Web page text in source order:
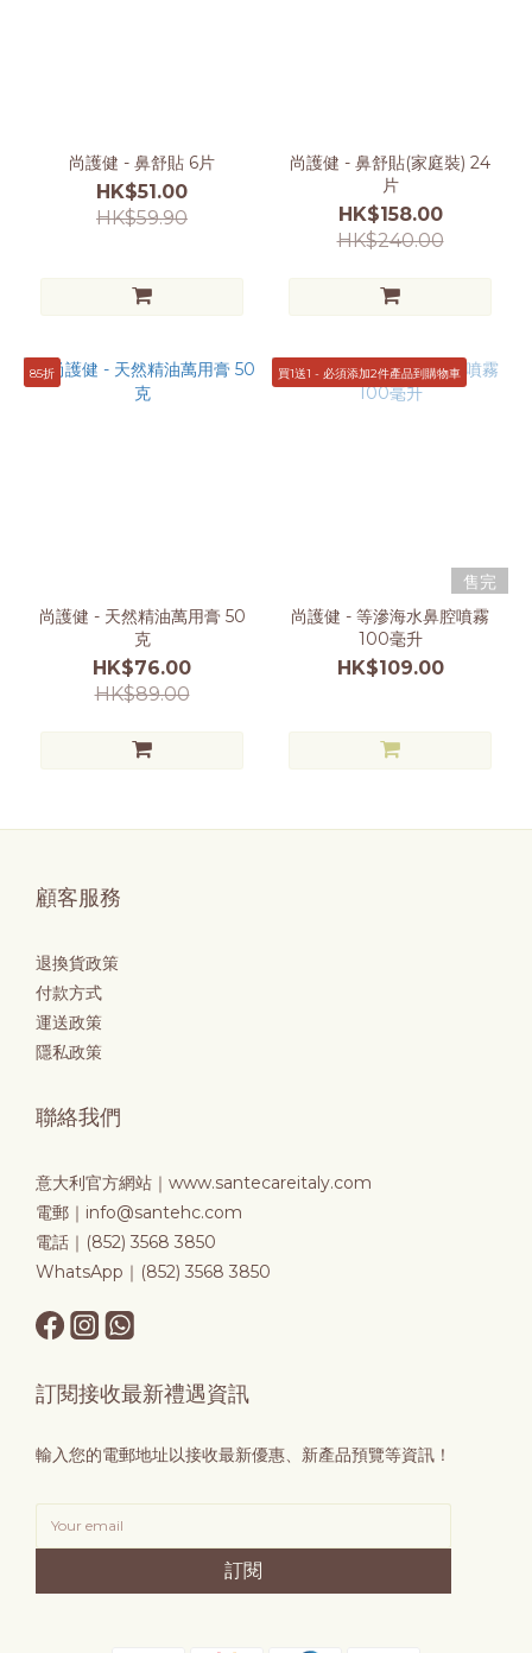
尚護健 - 鼻舒貼 6片
HK$51.00
HK$59.90
尚護健 - 鼻舒貼(家庭裝) 24
片
HK$158.00
HK$240.00
85折
尚護健 - 天然精油萬用膏 50
克
HK$76.00
HK$89.00
買1送1 - 必須添加2件產品到購物車
售完
尚護健 - 等滲海水鼻腔噴霧
100毫升
HK$109.00
顧客服務
退換貨政策
付款方式
運送政策
隱私政策
聯絡我們
意大利官方網站｜ www.santecareitaly.com
電郵｜info@santehc.com
電話｜(852) 3568 3850
WhatsApp｜(852) 3568 3850
訂閱接收最新禮遇資訊
輸入您的電郵地址以接收最新優惠、新產品預覽等資訊！
訂閱